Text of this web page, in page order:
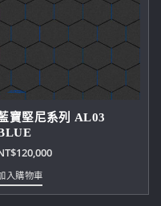
寶堅尼系列 AL03
120,000
入購物車